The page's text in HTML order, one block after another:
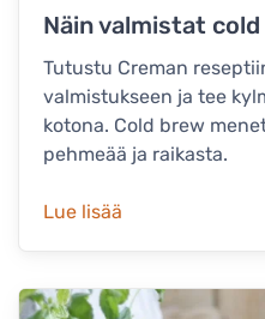
Näin valmistat
Tutustu Creman
valmistukseen ja tee
kotona. Cold brew
pehmeää ja raikasta.
Lue lisää